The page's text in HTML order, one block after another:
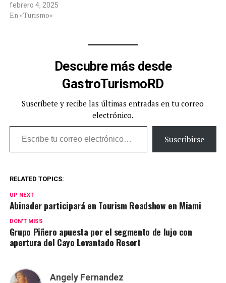
febrero 4, 2025
En «Turismo»
Descubre más desde
GastroTurismoRD
Suscríbete y recibe las últimas entradas en tu correo
electrónico.
Escribe tu correo electrónico…
Suscribirse
RELATED TOPICS:
UP NEXT
Abinader participará en Tourism Roadshow en Miami
DON'T MISS
Grupo Piñero apuesta por el segmento de lujo con
apertura del Cayo Levantado Resort
Angely Fernandez